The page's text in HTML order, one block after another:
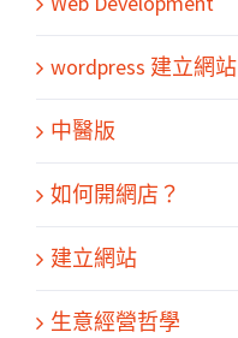
wordpress 建立網站
中醫版
如何開網店？
建立網站
生意經營哲學